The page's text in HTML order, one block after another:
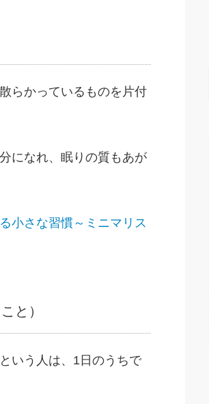
らかっているものを片付
になれ、眠りの質もあが
小さな習慣～ミニマリス
と）
いう人は、1日のうちで